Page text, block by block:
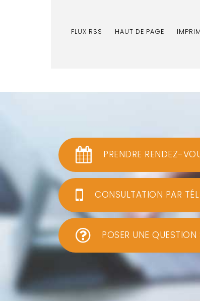
FLUX RSS HAUT DE PAGE
PRENDRE RENDEZ-
CONSULTATION PAR
POSER UNE QUESTION